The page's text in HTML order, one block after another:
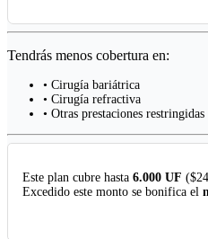
Tendrás menos cobertura en:
• Cirugía bariátrica
• Cirugía refractiva
• Otras prestaciones restringidas
Este plan cubre hasta 6.000 UF
Excedido este monto se bonifica el